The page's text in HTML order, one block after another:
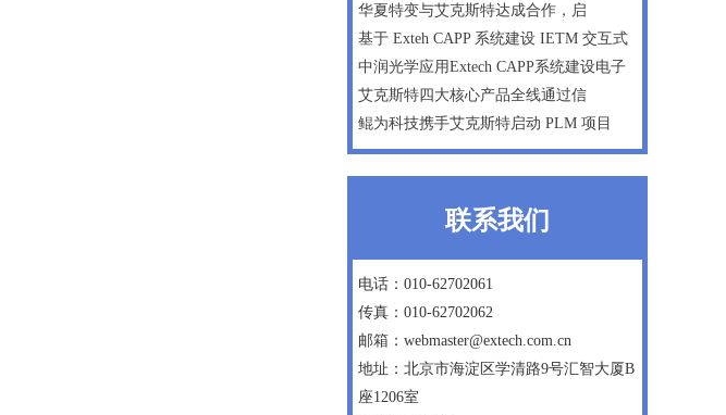
华夏特变与艾克斯特达成合作，启
基于 Exteh CAPP 系统建设 IETM 交互式
中润光学应用Extech CAPP系统建设电子
艾克斯特四大核心产品全线通过信
鲲为科技携手艾克斯特启动 PLM 项目
联系我们
电话：010-62702061
传真：010-62702062
邮箱：webmaster@extech.com.cn
地址：北京市海淀区学清路9号汇智大厦B
座1206室